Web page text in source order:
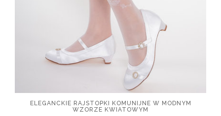
ELEGANCKIE RAJSTOPKI KOMUNIJNE W MODNYM
WZORZE KWIATOWYM